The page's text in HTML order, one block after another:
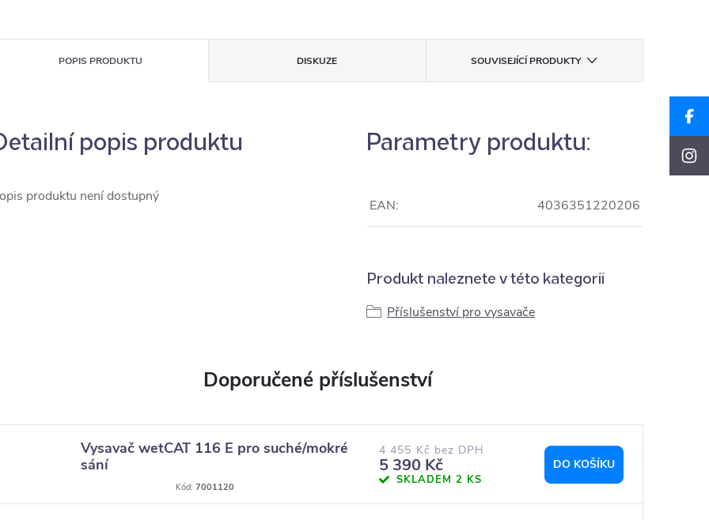
POPIS PRODUKTU DISKUZE SOUVISEJÍCÍ PRODUKTY
popis produktu
produktu není dostupný
Parametry produktu:
EAN: 4036351220206
Produkt naleznete v této kategorii
Příslušenství pro vysavače
Vysavač wetCAT 116 E pro suché/mokré
sání
4 455 Kč bez DPH
5 390 Kč
SKLADEM2 KS
DO KOŠÍKU
Kód: 7001120